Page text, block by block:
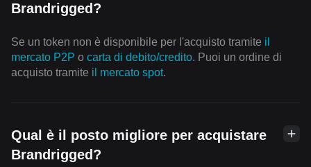
Brandrigged?
Se un token non è disponibile per l'acquisto tramite il
mercato P2P o carta di debito/credito. Puoi un ordine di
acquisto tramite il mercato spot.
Qual è il posto migliore per acquistare
Brandrigged?